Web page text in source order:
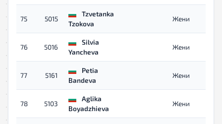
75 5015
Tzvetanka
Tzokova
Жени
76 5016
Silvia
Yancheva
Жени
77 5161
Petia
Bandeva
Жени
78 5103
Aglika
Boyadzhieva
Жени